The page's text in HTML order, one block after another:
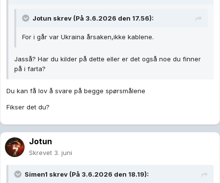
Jotun skrev (På 3.6.2026 den 17.56):
For i går var Ukraina årsaken,ikke kablene.
Jasså? Har du kilder på dette eller er det også noe du finner
på i farta?
Du kan få lov å svare på begge spørsmålene
Fikser det du?
Jotun
Skrevet 3. juni
Simen1 skrev (På 3.6.2026 den 18.19):